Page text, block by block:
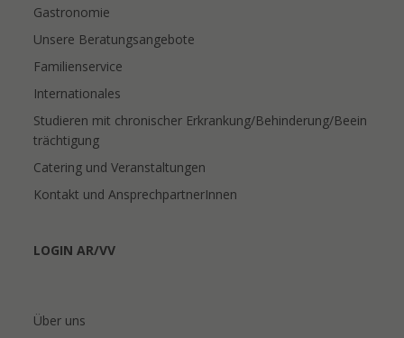
Gastronomie
Unsere Beratungsangebote
Familienservice
Internationales
Studieren mit chronischer Erkrankung/Behinderung/Beein
trächtigung
Catering und Veranstaltungen
Kontakt und AnsprechpartnerInnen
LOGIN AR/VV
Über uns